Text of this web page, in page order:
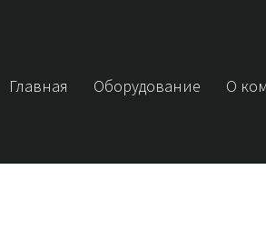
Главная Оборудование О